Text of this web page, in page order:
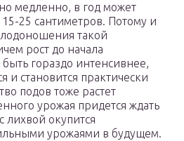
медленно, в год может
25 сантиметров. Потому и
такой
рост до начала
гораздо интенсивнее,
и становится практически
подов тоже растет
урожая придется ждать
лихвой окупится
урожаями в будущем.